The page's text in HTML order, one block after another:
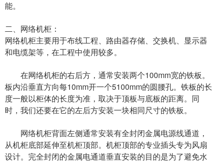
能。
二、网络机柜：
网络机柜主要用于布线工程、路由器存储、交换机、显示器
和电缆架等，在工程中使用较多。
在网络机柜的右后方，通常安装两个100mm宽的铁板。
板内沿垂直方向每10mm开一个5100mm的圆腰孔。铁板的长
度一般以柜体的长度为准，取决于顶板与底板的距离。同
时，我们还要在它的左后方安装一块相同尺寸的铁板。
网络机柜背面左侧通常安装有全封闭金属电源线通道，
从机柜底部延伸至机柜顶部。机柜顶部的专业插头专为风扇
设计。完全封闭的金属电通道垂直安装的目的是为了避免水